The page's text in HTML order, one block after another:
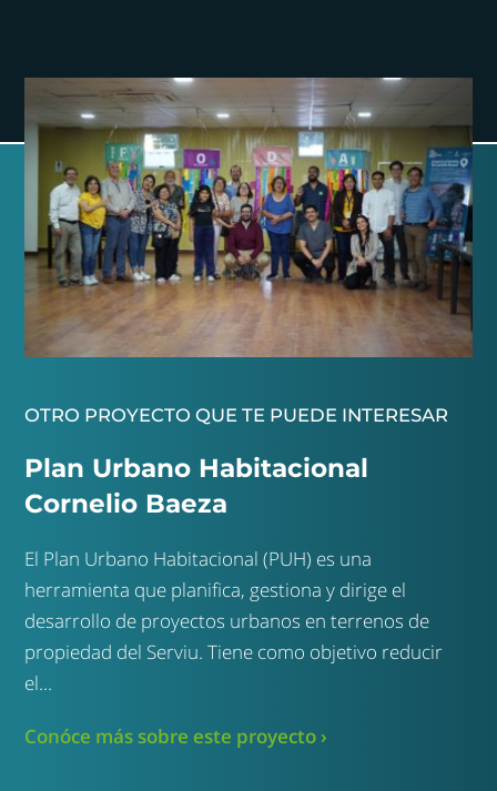
OTRO PROYECTO QUE TE PUEDE INTERESAR
Plan Urbano Habitacional
Cornelio Baeza
El Plan Urbano Habitacional (PUH) es una
herramienta que planifica, gestiona y dirige el
desarrollo de proyectos urbanos en terrenos de
propiedad del Serviu. Tiene como objetivo reducir
el...
Conóce más sobre este proyecto ›